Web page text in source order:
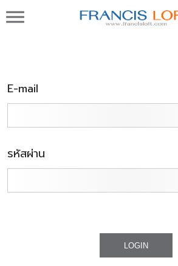
พันธุ์ชั้นดีจากต่างประเทศ ในป
E-mail
รหัสผ่าน